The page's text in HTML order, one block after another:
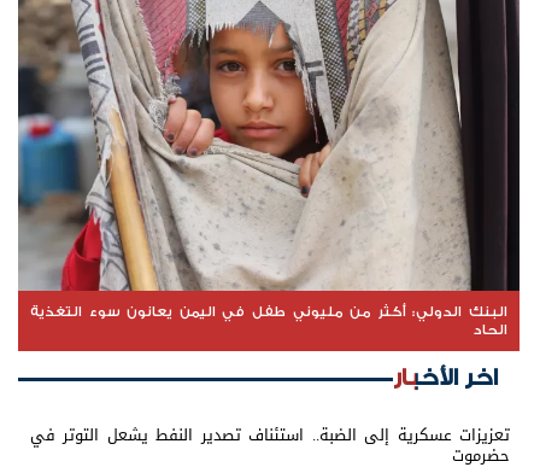
البنك الدولي: أكثر من مليوني طفل في اليمن يعانون سوء التغذية
الحاد
اخر الأخبار
تعزيزات عسكرية إلى الضبة.. استئناف تصدير النفط يشعل التوتر في
حضرموت